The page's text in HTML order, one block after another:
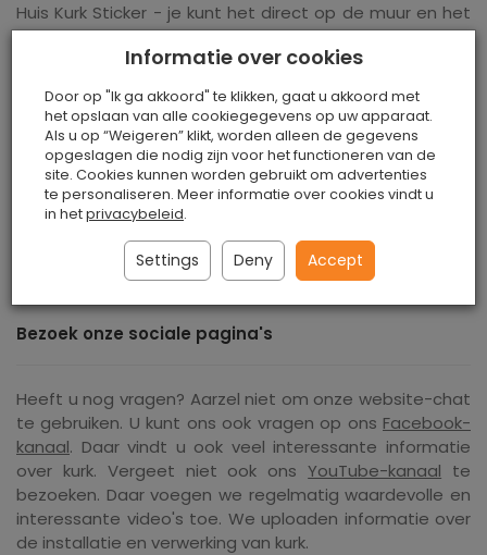
Huis Kurk Sticker - je kunt het direct op de muur en het
bureaublad plakken. Het product kan horizontaal of
verticaal worden verlijmd. Ideaal voor het verzamelen
en ordenen van informatie. De set bevat geen pinnen.
Huis Kurk Sticker -zelfklevend product- plak het
gewoon op de muur.
Plak de lijmlaag op een vlakke ondergrond door
zachtjes aan te drukken. Even vasthouden zonder te
boren en je bent klaar. De lijm is erg sterk en werkt
direct. Daarom is het de moeite waard om vooraf te
beslissen waar je de kaart wilt plakken.
Bezoek onze sociale pagina's
Heeft u nog vragen? Aarzel niet om onze website-chat
te gebruiken. U kunt ons ook vragen op ons Facebook-
kanaal. Daar vindt u ook veel interessante informatie
over kurk. Vergeet niet ook ons ​​YouTube-kanaal te
bezoeken. Daar voegen we regelmatig waardevolle en
interessante video's toe. We uploaden informatie over
de installatie en verwerking van kurk.
Informatie over cookies
Door op "Ik ga akkoord" te klikken, gaat u akkoord met
het opslaan van alle cookiegegevens op uw apparaat.
Als u op “Weigeren” klikt, worden alleen de gegevens
opgeslagen die nodig zijn voor het functioneren van de
site. Cookies kunnen worden gebruikt om advertenties
te personaliseren. Meer informatie over cookies vindt u
in hetprivacybeleid.
Settings Deny Accept